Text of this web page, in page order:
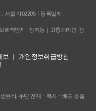
서울 아02205ㅣ등록일자 :
호책임자 : 장지동 | 고충처리인: 장
보
개인정보취급방침
은바, 무단 전재ㆍ복사ㆍ배포 등을